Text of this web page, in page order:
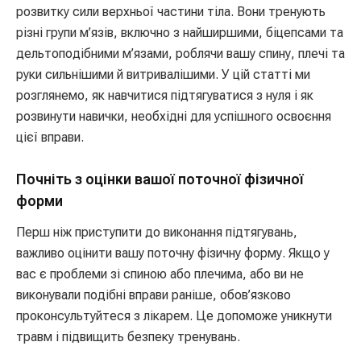
розвитку сили верхньої частини тіла. Вони тренують
різні групи м’язів, включно з найширшими, біцепсами та
дельтоподібними м’язами, роблячи вашу спину, плечі та
руки сильнішими й витривалішими. У цій статті ми
розглянемо, як навчитися підтягуватися з нуля і як
розвинути навички, необхідні для успішного освоєння
цієї вправи.
Почніть з оцінки вашої поточної фізичної
форми
Перш ніж приступити до виконання підтягувань,
важливо оцінити вашу поточну фізичну форму. Якщо у
вас є проблеми зі спиною або плечима, або ви не
виконували подібні вправи раніше, обов’язково
проконсультуйтеся з лікарем. Це допоможе уникнути
травм і підвищить безпеку тренувань.